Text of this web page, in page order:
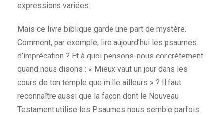
expressions variées.
Mais ce livre biblique garde une part de mystère.
Comment, par exemple, lire aujourd’hui les psaumes
d’imprécation ? Et à quoi pensons-nous concrètement
quand nous disons : « Mieux vaut un jour dans les
cours de ton temple que mille ailleurs » ? Il faut
reconnaître aussi que la façon dont le Nouveau
Testament utilise les Psaumes nous semble parfois